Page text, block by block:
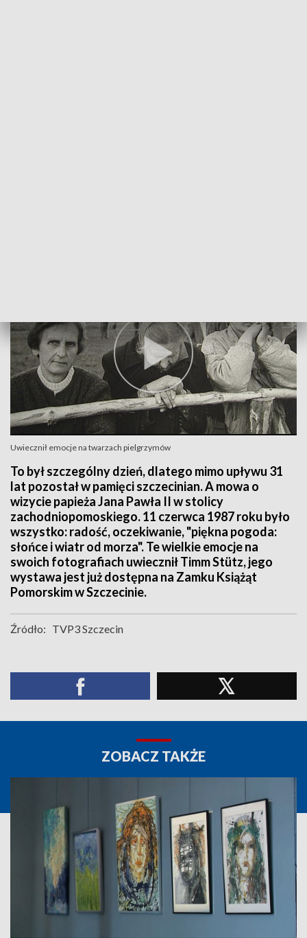
Uwiecznił emocje na twarzach pielgrzymów
To był szczególny dzień, dlatego mimo upływu 31
lat pozostał w pamięci szczecinian. A mowa o
wizycie papieża Jana Pawła II w stolicy
zachodniopomoskiego. 11 czerwca 1987 roku było
wszystko: radość, oczekiwanie, "piękna pogoda:
słońce i wiatr od morza". Te wielkie emocje na
swoich fotografiach uwiecznił Timm Stütz, jego
wystawa jest już dostępna na Zamku Książąt
Pomorskim w Szczecinie.
Źródło: TVP3 Szczecin
ZOBACZ TAKŻE